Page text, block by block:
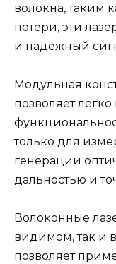
волокна, таким
потери, эти
и надежный
Модульная
позволяет
только для
генерации
дальностью и
Волоконные
видимом, так и
позволяет